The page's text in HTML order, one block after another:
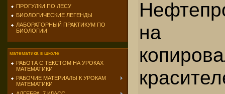
ПРОГУЛКИ ПО ЛЕСУ
БИОЛОГИЧЕСКИЕ ЛЕГЕНДЫ
ЛАБОРАТОРНЫЙ ПРАКТИКУМ ПО
БИОЛОГИИ
математика в школе
РАБОТА С ТЕКСТОМ НА УРОКАХ
МАТЕМАТИКИ
РАБОЧИЕ МАТЕРИАЛЫ К УРОКАМ
МАТЕМАТИКИ
на